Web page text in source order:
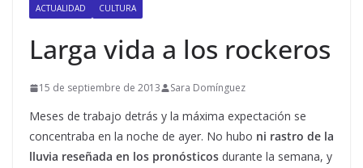
ACTUALIDAD CULTURA
Larga vida a los rockeros
15 de septiembre de 2013 Sara Domínguez
Meses de trabajo detrás y la máxima expectación se
concentraba en la noche de ayer. No hubo ni rastro de la
lluvia reseñada en los pronósticos durante la semana, y